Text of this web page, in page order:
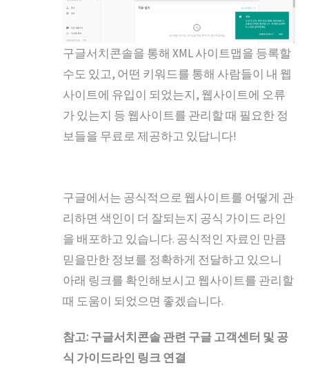
구글서치콘솔을 통해 XML 사이트맵을 등록할
수도 있고, 어떤 키워드를 통해 사람들이 내 웹
사이트에 유입이 되었는지, 웹사이트에 오류
가 있는지 등 웹사이트를 관리할 때 필요한 정
보들을 무료로 제공하고 있답니다!
구글에서는 공식적으로 웹사이트를 어떻게 관
리하면 색인이 더 잘되는지 공식 가이드 라인
을 배포하고 있습니다. 공식적인 자료인 만큼
믿을만한 정보를 정확하게 전달하고 있으니
아래 링크를 확인해보시고 웹사이트를 관리할
때 도움이 되었으면 좋겠습니다.
참고: 구글서치콘솔 관련 구글 고객센터 및 공
식 가이드라인 링크 연결